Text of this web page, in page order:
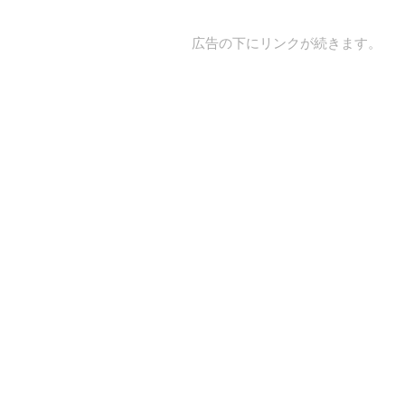
広告の下にリンクが続きます。